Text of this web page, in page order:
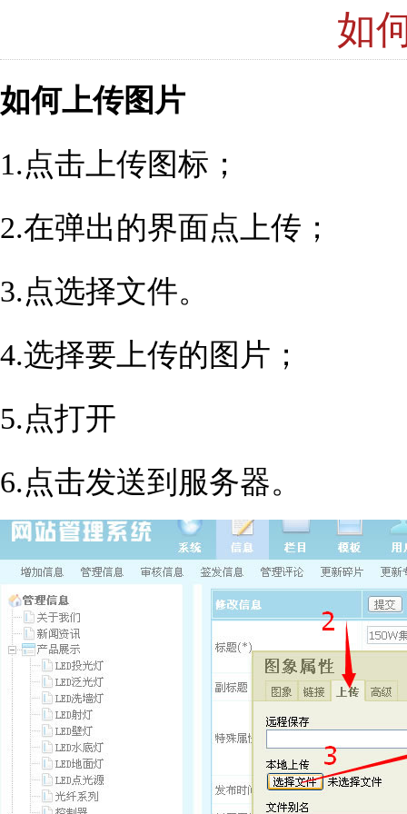
如
如何上传图片
1.点击上传图标；
2.在弹出的界面点上传；
3.点选择文件。
4.选择要上传的图片；
5.点打开
6.点击发送到服务器。